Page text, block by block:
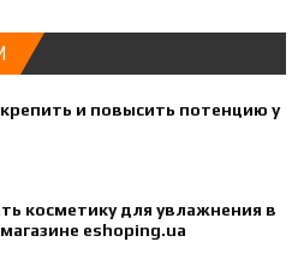
и повысить потенцию у
косметику для увлажнения в
eshoping.ua